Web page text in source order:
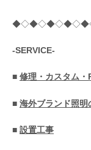
-SERVICE-
■ 修理・カスタム・
■ 海外ブランド照明
■ 設置工事